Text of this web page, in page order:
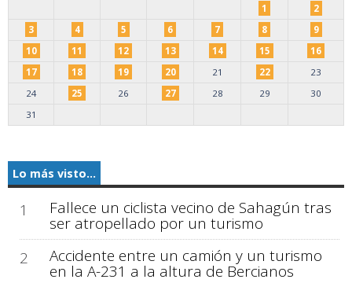
1
2
3
4 5 6 7 8
9
10
11 12 13 14 15
16
17
18 19 20 21 22
23
24
25 26 27 28 29
30
31
Lo más visto...
1 Fallece un ciclista vecino de Sahagún tras
ser atropellado por un turismo
2
Accidente entre un camión y un turismo
en la A-231 a la altura de Bercianos